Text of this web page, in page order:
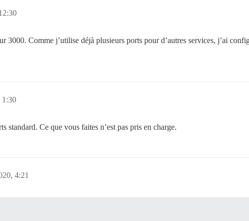
3000. Comme j’utilise déjà plusieurs ports pour d’autres services, j’ai
1:30
standard. Ce que vous faites n’est pas pris en charge.
4:21